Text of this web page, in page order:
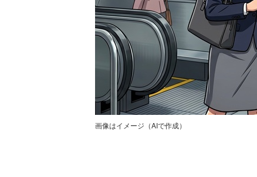
画像はイメージ（AIで作成）